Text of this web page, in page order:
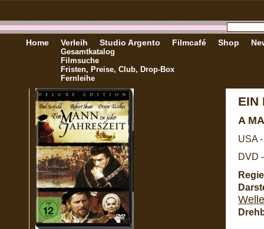
Home Verleih
Gesamtkatalog
Filmsuche
Fristen, Preise, Club, Drop-Box
Fernleihe
Studio Argento Filmcafé Shop
EIN
A
USA
DVD